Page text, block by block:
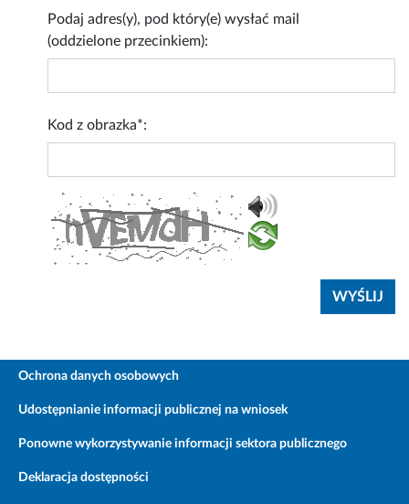
Podaj adres(y), pod który(e) wysłać mail
(oddzielone przecinkiem):
Kod z obrazka*:
Ochrona danych osobowych
Udostępnianie informacji publicznej na wniosek
Ponowne wykorzystywanie informacji sektora publicznego
Deklaracja dostępności